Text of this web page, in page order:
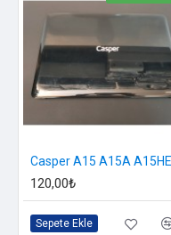
120,00₺
Sepete Ekle